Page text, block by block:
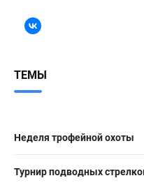
ТЕМЫ
Неделя трофейной охоты
Турнир подводных